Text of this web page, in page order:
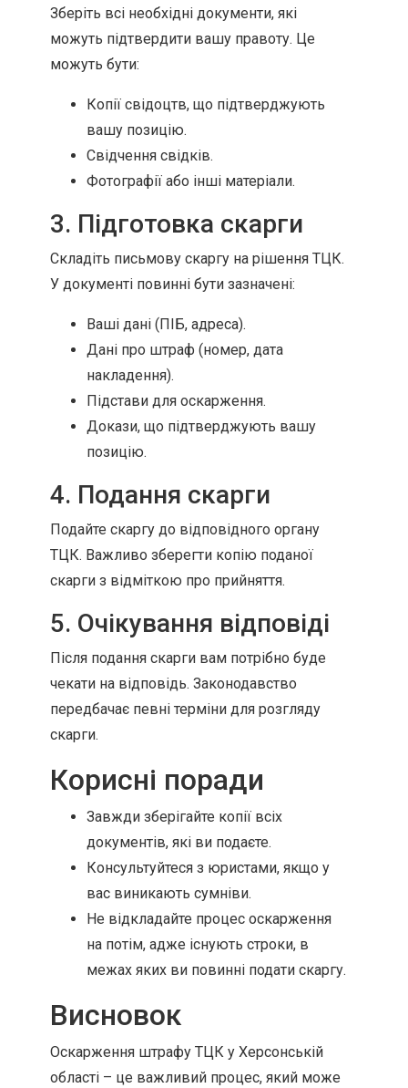
Зберіть всі необхідні документи, які
можуть підтвердити вашу правоту. Це
можуть бути:
Копії свідоцтв, що підтверджують
вашу позицію.
Свідчення свідків.
Фотографії або інші матеріали.
3. Підготовка скарги
Складіть письмову скаргу на рішення ТЦК.
У документі повинні бути зазначені:
Ваші дані (ПІБ, адреса).
Дані про штраф (номер, дата
накладення).
Підстави для оскарження.
Докази, що підтверджують вашу
позицію.
4. Подання скарги
Подайте скаргу до відповідного органу
ТЦК. Важливо зберегти копію поданої
скарги з відміткою про прийняття.
5. Очікування відповіді
Після подання скарги вам потрібно буде
чекати на відповідь. Законодавство
передбачає певні терміни для розгляду
скарги.
Корисні поради
Завжди зберігайте копії всіх
документів, які ви подаєте.
Консультуйтеся з юристами, якщо у
вас виникають сумніви.
Не відкладайте процес оскарження
на потім, адже існують строки, в
межах яких ви повинні подати скаргу.
Висновок
Оскарження штрафу ТЦК у Херсонській
області – це важливий процес, який може